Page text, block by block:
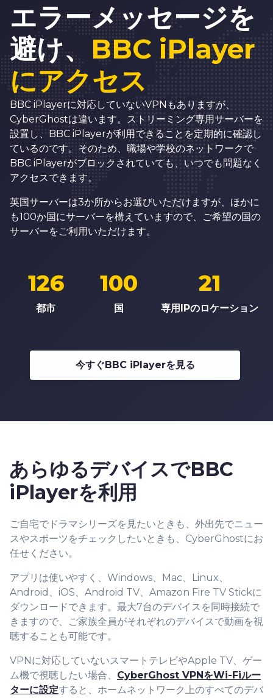
エラーメッセージを
避け、 BBC iPlayer
にアクセス
BBC iPlayerに対応していないVPNもありますが、
CyberGhostは違います。ストリーミング専用サーバーを
設置し、BBC iPlayerが利用できることを定期的に確認し
ているのです。そのため、職場や学校のネットワークで
BBC iPlayerがブロックされていても、いつでも問題なく
アクセスできます。
英国サーバーは3か所からお選びいただけますが、ほかに
も100か国にサーバーを構えていますので、ご希望の国の
サーバーをご利用いただけます。
都市
126
国
100
専用IPのロケーション
21
今すぐBBC iPlayerを見る
あらゆるデバイスでBBC
iPlayerを利用
ご自宅でドラマシリーズを見たいときも、外出先でニュー
スやスポーツをチェックしたいときも、CyberGhostにお
任せください。
アプリは使いやすく、Windows、Mac、Linux、
Android、iOS、Android TV、Amazon Fire TV Stickに
ダウンロードできます。最大7台のデバイスを同時接続で
きますので、ご家族全員がそれぞれのデバイスで動画を視
聴することも可能です。
VPNに対応していないスマートテレビやApple TV、ゲー
ム機で視聴したい場合、 CyberGhost VPNをWi-Fiルー
ターに設定すると、ホームネットワーク上のすべてのデバ